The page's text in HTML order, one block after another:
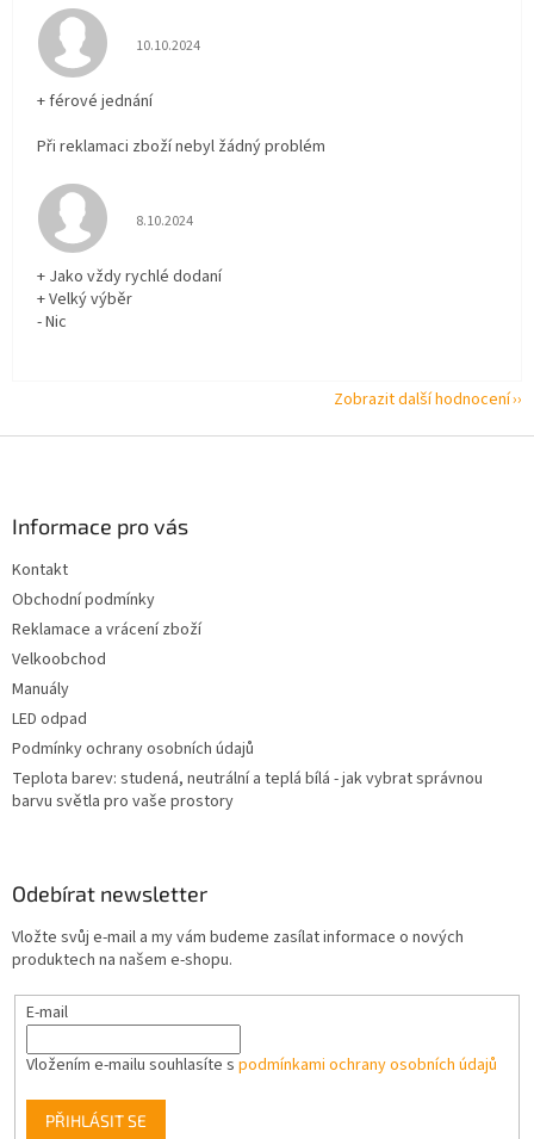
Hodnocení obchodu je 5 z 5 hvězdiček.
10.10.2024
+ férové jednání
Při reklamaci zboží nebyl žádný problém
Hodnocení obchodu je 5 z 5 hvězdiček.
8.10.2024
+ Jako vždy rychlé dodaní
+ Velký výběr
- Nic
Zobrazit další hodnocení
Informace pro vás
Kontakt
Obchodní podmínky
Reklamace a vrácení zboží
Velkoobchod
Manuály
LED odpad
Podmínky ochrany osobních údajů
Teplota barev: studená, neutrální a teplá bílá - jak vybrat správnou
barvu světla pro vaše prostory
Odebírat newsletter
Vložte svůj e-mail a my vám budeme zasílat informace o nových
produktech na našem e-shopu.
E-mail
Vložením e-mailu souhlasíte s podmínkami ochrany osobních údajů
PŘIHLÁSIT SE